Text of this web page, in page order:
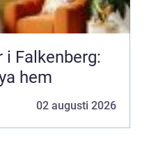
i Falkenberg:
hem
02 augusti 2026